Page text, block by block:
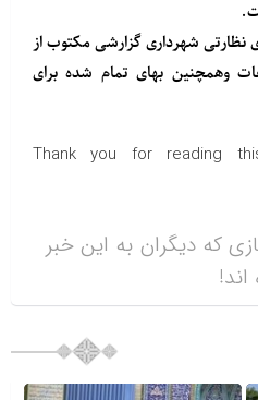
نظارتی شهرداری گزارشی مکتوب از
وهمچنین بهای تمام شده برای
Thank you for reading
که دیگران به این خبر
اند!